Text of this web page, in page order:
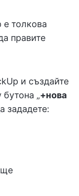
е толкова
правите
и създайте
„+нова
зададете: